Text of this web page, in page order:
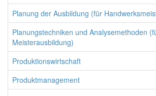
Planung der Ausbildung (für
Planungstechniken und Analysemethoden
Meisterausbildung)
Produktionswirtschaft
Produktmanagement